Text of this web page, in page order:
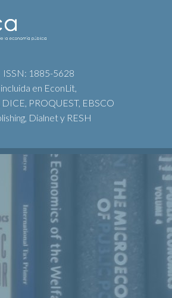
ISSN: 1885-5628
incluida en EconLit,
DICE, PROQUEST, EBSCO
Dialnet y RESH